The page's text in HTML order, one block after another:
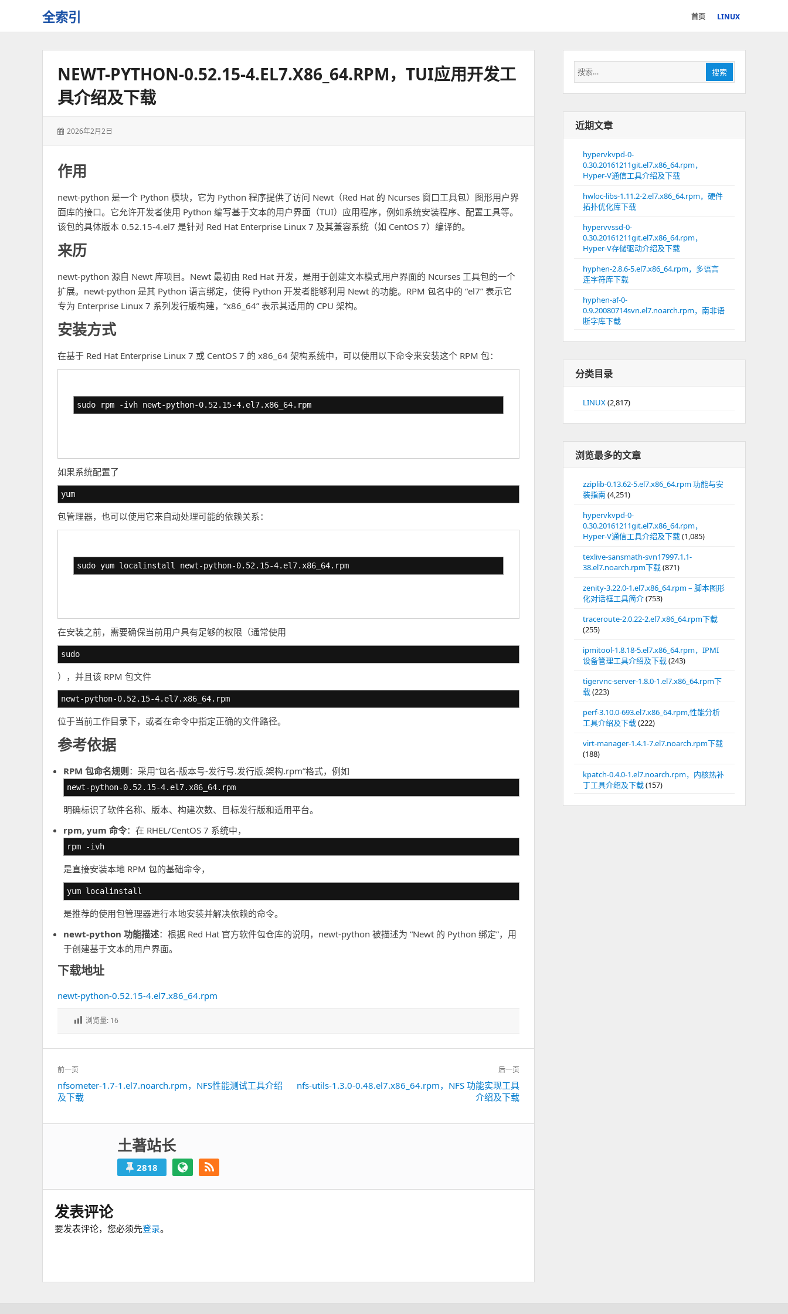
全索引
些
首页 LINUX
NEWT-PYTHON-0.52.15-4.EL7.X86_64.RPM，TUI应用开发工
具介绍及下载
发
2026年2月2日
作用
newt-python 是一个 Python 模块，它为 Python 程序提供了访问 Newt（Red Hat 的 Ncurses 窗口工具包）图形用户界
面库的接口。它允许开发者使用 Python 编写基于文本的用户界面（TUI）应用程序，例如系统安装程序、配置工具等。
该包的具体版本 0.52.15-4.el7 是针对 Red Hat Enterprise Linux 7 及其兼容系统（如 CentOS 7）编译的。
来历
newt-python 源自 Newt 库项目。Newt 最初由 Red Hat 开发，是用于创建文本模式用户界面的 Ncurses 工具包的一个
扩展。newt-python 是其 Python 语言绑定，使得 Python 开发者能够利用 Newt 的功能。RPM 包名中的 “el7” 表示它
专为 Enterprise Linux 7 系列发行版构建，“x86_64” 表示其适用的 CPU 架构。
安装方式
在基于 Red Hat Enterprise Linux 7 或 CentOS 7 的 x86_64 架构系统中，可以使用以下命令来安装这个 RPM 包：
sudo rpm -ivh newt-python-0.52.15-4.el7.x86_64.rpm
如果系统配置了
yum
包管理器，也可以使用它来自动处理可能的依赖关系：
sudo yum localinstall newt-python-0.52.15-4.el7.x86_64.rpm
在安装之前，需要确保当前用户具有足够的权限（通常使用
sudo
），并且该 RPM 包文件
newt-python-0.52.15-4.el7.x86_64.rpm
位于当前工作目录下，或者在命令中指定正确的文件路径。
参考依据
RPM 包命名规则 ：采用“包名-版本号-发行号.发行版.架构.rpm”格式，例如
newt-python-0.52.15-4.el7.x86_64.rpm
明确标识了软件名称、版本、构建次数、目标发行版和适用平台。
rpm, yum 命令：在 RHEL/CentOS 7 系统中，
rpm -ivh
是直接安装本地 RPM 包的基础命令，
yum localinstall
是推荐的使用包管理器进行本地安装并解决依赖的命令。
newt-python 功能描述：根据 Red Hat 官方软件包仓库的说明，newt-python 被描述为 “Newt 的 Python 绑定”，用
于创建基于文本的用户界面。
下载地址
newt-python-0.52.15-4.el7.x86_64.rpm
浏览量: 16
文
章
导
前一页
上
一
nfsometer-1.7-1.el7.noarch.rpm，NFS性能测试工具介绍
及下载
后一页
nfs-utils-1.3.0-0.48.el7.x86_64.rpm，NFS 功能实现工具
介绍及下载
土著站长
2818
发表评论
要发表评论，您必须先登录。
搜
索：
搜索
近期文章
hypervkvpd-0-
0.30.20161211git.el7.x86_64.rpm，
Hyper-V通信工具介绍及下载
hwloc-libs-1.11.2-2.el7.x86_64.rpm，硬件
拓扑优化库下载
hypervvssd-0-
0.30.20161211git.el7.x86_64.rpm，
Hyper-V存储驱动介绍及下载
hyphen-2.8.6-5.el7.x86_64.rpm，多语言
连字符库下载
hyphen-af-0-
0.9.20080714svn.el7.noarch.rpm，南非语
断字库下载
分类目录
LINUX(2,817)
浏览最多的文章
zziplib-0.13.62-5.el7.x86_64.rpm 功能与安
装指南(4,251)
hypervkvpd-0-
0.30.20161211git.el7.x86_64.rpm，
Hyper-V通信工具介绍及下载(1,085)
texlive-sansmath-svn17997.1.1-
38.el7.noarch.rpm下载(871)
zenity-3.22.0-1.el7.x86_64.rpm – 脚本图形
化对话框工具简介(753)
traceroute-2.0.22-2.el7.x86_64.rpm下载
(255)
ipmitool-1.8.18-5.el7.x86_64.rpm，IPMI
设备管理工具介绍及下载(243)
tigervnc-server-1.8.0-1.el7.x86_64.rpm下
载(223)
perf-3.10.0-693.el7.x86_64.rpm,性能分析
工具介绍及下载(222)
virt-manager-1.4.1-7.el7.noarch.rpm下载
(188)
kpatch-0.4.0-1.el7.noarch.rpm，内核热补
丁工具介绍及下载(157)